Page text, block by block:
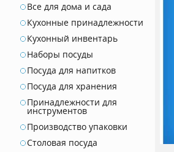
Все для дома и сада
Кухонные принадлежности
Кухонный инвентарь
Наборы посуды
Посуда для напитков
Посуда для хранения
Принадлежности для
инструментов
Производство упаковки
Столовая посуда